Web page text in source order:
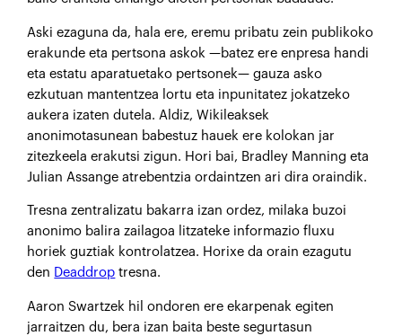
Aski ezaguna da, hala ere, eremu pribatu zein publikoko
erakunde eta pertsona askok —batez ere enpresa handi
eta estatu aparatuetako pertsonek— gauza asko
ezkutuan mantentzea lortu eta inpunitatez jokatzeko
aukera izaten dutela. Aldiz, Wikileaksek
anonimotasunean babestuz hauek ere kolokan jar
zitezkeela erakutsi zigun. Hori bai, Bradley Manning eta
Julian Assange atrebentzia ordaintzen ari dira oraindik.
Tresna zentralizatu bakarra izan ordez, milaka buzoi
anonimo balira zailagoa litzateke informazio fluxu
horiek guztiak kontrolatzea. Horixe da orain ezagutu
den Deaddrop tresna.
Aaron Swartzek hil ondoren ere ekarpenak egiten
jarraitzen du, bera izan baita beste segurtasun